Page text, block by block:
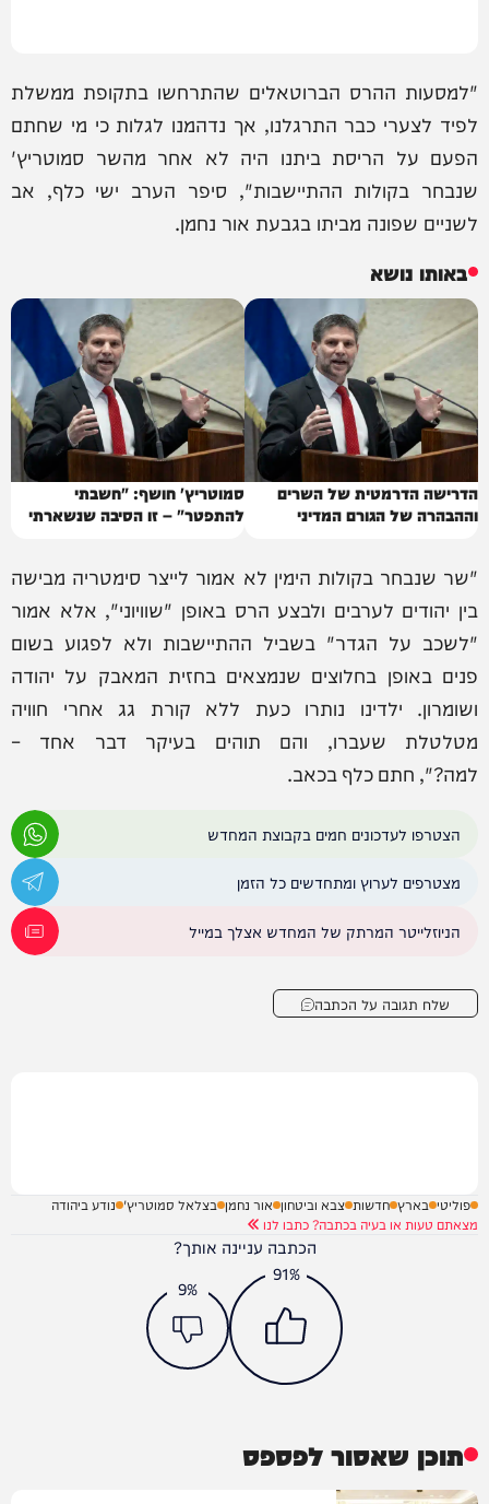
"למסעות ההרס הברוטאלים שהתרחשו בתקופת ממשלת
לפיד לצערי כבר התרגלנו, אך נדהמנו לגלות כי מי שחתם
הפעם על הריסת ביתנו היה לא אחר מהשר סמוטריץ'
שנבחר בקולות ההתיישבות", סיפר הערב ישי כלף, אב
לשניים שפונה מביתו בגבעת אור נחמן.
באותו נושא
הדרישה הדרמטית של השרים
וההבהרה של הגורם המדיני
סמוטריץ' חושף: "חשבתי
להתפטר" – זו הסיבה שנשארתי
"שר שנבחר בקולות הימין לא אמור לייצר סימטריה מבישה
בין יהודים לערבים ולבצע הרס באופן "שוויוני", אלא אמור
"לשכב על הגדר" בשביל ההתיישבות ולא לפגוע בשום
פנים באופן בחלוצים שנמצאים בחזית המאבק על יהודה
ושומרון. ילדינו נותרו כעת ללא קורת גג אחרי חוויה
מטלטלת שעברו, והם תוהים בעיקר דבר אחד –
למה?", חתם כלף בכאב.
הצטרפו לעדכונים חמים בקבוצת המחדש
מצטרפים לערוץ ומתחדשים כל הזמן
הניוזלייטר המרתק של המחדש אצלך במייל
שלח תגובה על הכתבה
פוליטי בארץ חדשות צבא וביטחון אור נחמן בצלאל סמוטריץ' נודע ביהודה
מצאתם טעות או בעיה בכתבה? כתבו לנו
הכתבה עניינה אותך?
91%
9%
תוכן שאסור לפספס